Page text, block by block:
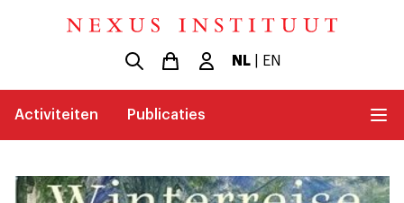
NL| EN
Activiteiten Publicaties